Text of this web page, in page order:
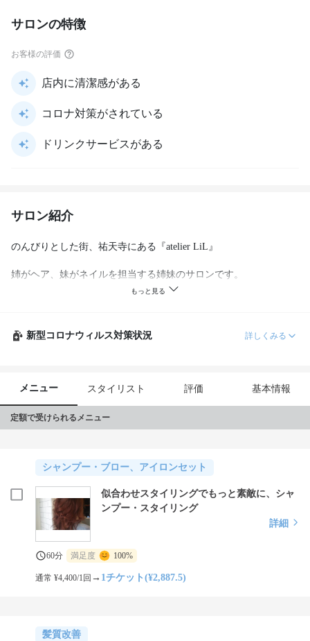
サロンの特徴
お客様の評価
店内に清潔感がある
コロナ対策がされている
ドリンクサービスがある
サロン紹介
のんびりとした街、祐天寺にある『atelier LiL』
姉がヘア、妹がネイルを担当する姉妹のサロンです。
休日は美容室に行って、ネイルサロンに行って…とお忙しい女性
も
太陽の光が差し込む店内で寛ぎのお時間をお過ごしください。
新型コロナウィルス対策状況 詳しくみる
メニュー スタイリスト 評価 基本情報
定額で受けられるメニュー
シャンプー・ブロー、アイロンセット
似合わせスタイリングでもっと素敵に、シャ
ンプー・スタイリング
詳細
60分 満足度 100%
通常 ¥4,400/1回 → 1チケット(¥2,887.5)
髪質改善